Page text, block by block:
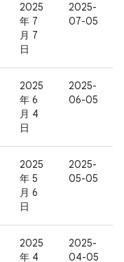
2025
年 7
月 7
日
2025-
07-05
2025
年 6
月 4
日
2025-
06-05
2025
年 5
月 6
日
2025-
05-05
2025
年 4
2025-
04-05